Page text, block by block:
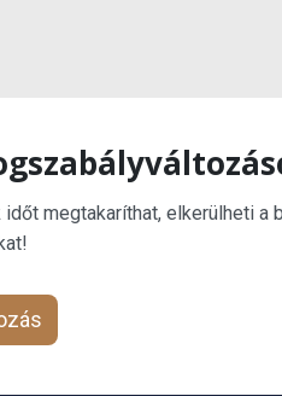
megtakaríthat, elkerülheti a